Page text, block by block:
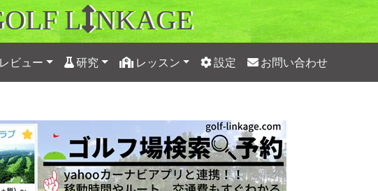
L NKAGE
レビュー 研究 レッスン 設定 お問い合わせ